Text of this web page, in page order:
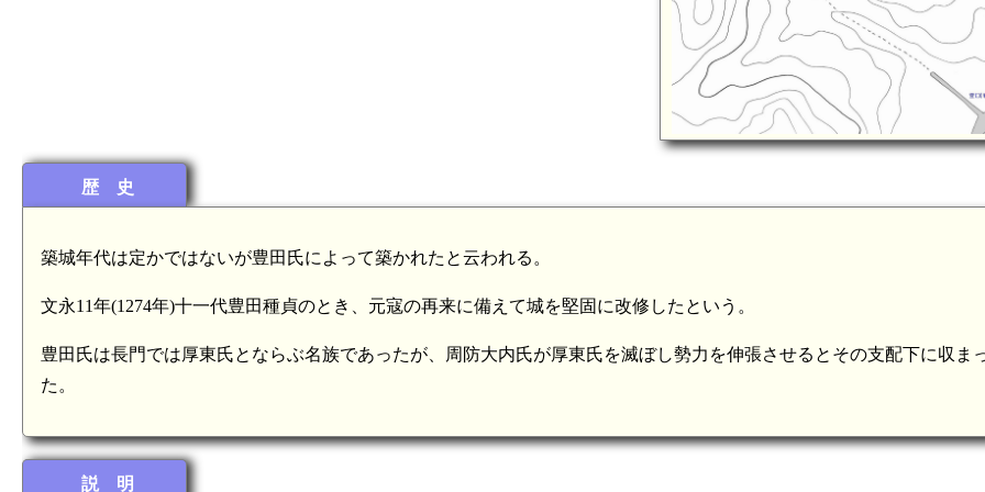
歴 史
築城年代は定かではないが豊田氏によって築かれたと云われる。
文永11年(1274年)十一代豊田種貞のとき、元寇の再来に備えて城を堅固に改修したという。
豊田氏は長門では厚東氏とならぶ名族であったが、周防大内氏が厚東氏を滅ぼし勢力を伸張させるとその支配下に収ま
た。
説 明